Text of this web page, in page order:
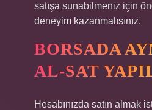
satışa sunabilmeniz için
deneyim kazanmalısınız.
BORSADA
AL-SAT
Hesabınızda satın almak